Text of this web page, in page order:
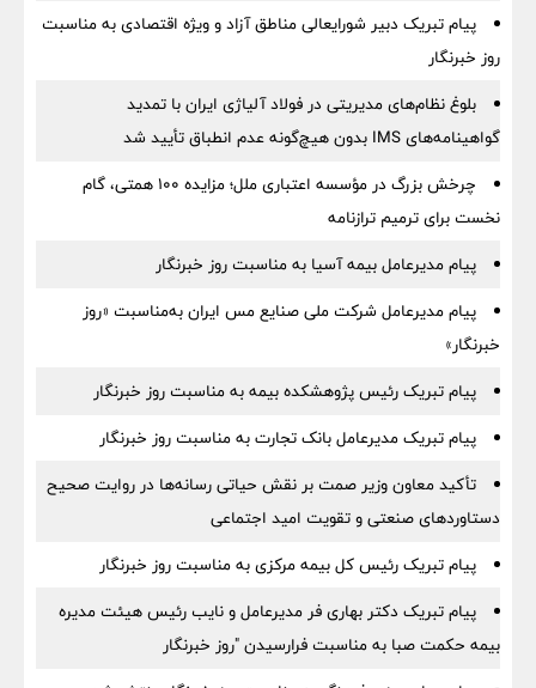
پیام تبریک دبیر شورایعالی مناطق آزاد و ویژه اقتصادی به مناسبت
روز خبرنگار
بلوغ نظام‌های مدیریتی در فولاد آلیاژی ایران با تمدید
گواهینامه‌های IMS بدون هیچ‌گونه عدم انطباق تأیید شد
چرخش بزرگ در مؤسسه اعتباری ملل؛ مزایده ۱۰۰ همتی، گام
نخست برای ترمیم ترازنامه
پیام مدیرعامل بیمه آسیا به مناسبت روز خبرنگار
پیام مدیرعامل شرکت ملی صنایع مس ایران به‌مناسبت «روز
خبرنگار»
پیام تبریک رئیس پژوهشکده بیمه به مناسبت روز خبرنگار
پیام تبریک مدیرعامل بانک تجارت به مناسبت روز خبرنگار
تأکید معاون وزیر صمت بر نقش حیاتی رسانه‌ها در روایت صحیح
دستاوردهای صنعتی و تقویت امید اجتماعی
پیام تبریک رئیس کل بیمه مرکزی به مناسبت روز خبرنگار
پیام تبریک دکتر بهاری فر مدیرعامل و نایب رئیس هیئت مدیره
بیمه حکمت صبا به مناسبت فرارسیدن "روز خبرنگار